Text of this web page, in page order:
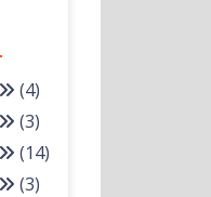
(4)
(3)
(14)
(3)